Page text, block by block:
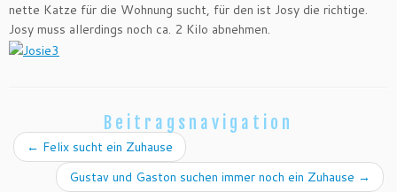
nette Katze für die Wohnung sucht, für den ist Josy die richtige.
Josy muss allerdings noch ca. 2 Kilo abnehmen.
Beitragsnavigation
← Felix sucht ein Zuhause
Gustav und Gaston suchen immer noch ein Zuhause →